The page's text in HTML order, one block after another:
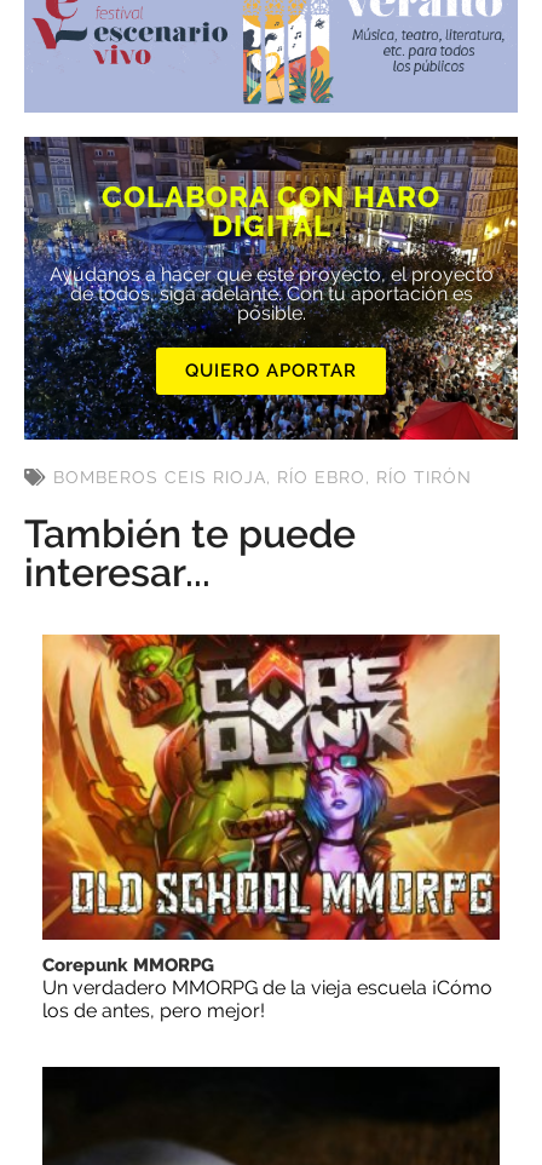
COLABORA CON HARO
DIGITAL
Ayúdanos a hacer que este proyecto, el proyecto
de todos, siga adelante. Con tu aportación es
posible.
QUIERO APORTAR
BOMBEROS CEIS RIOJA, RÍO EBRO, RÍO TIRÓN
También te puede
interesar...
Corepunk MMORPG
Un verdadero MMORPG de la vieja escuela ¡Cómo
los de antes, pero mejor!